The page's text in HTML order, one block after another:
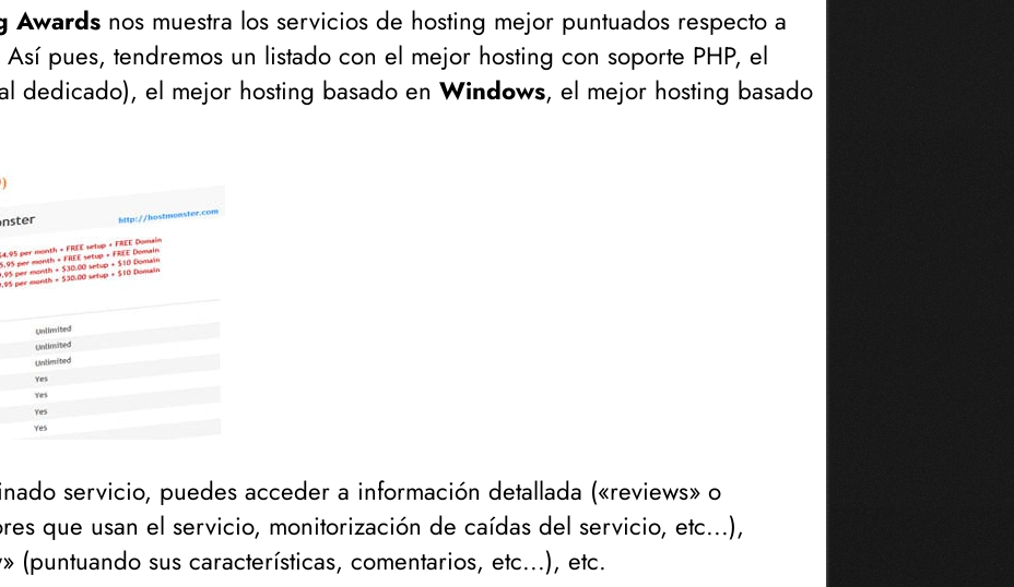
Awards nos muestra los servicios de hosting mejor puntuados respecto a
pues, tendremos un listado con el mejor hosting con soporte PHP, el
dedicado), el mejor hosting basado en Windows, el mejor hosting basado
servicio, puedes acceder a información detallada («reviews» o
que usan el servicio, monitorización de caídas del servicio, etc...),
(puntuando sus características, comentarios, etc...), etc.